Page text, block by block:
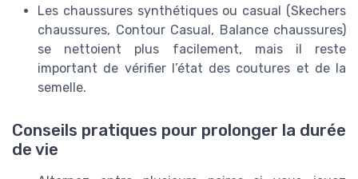
Les chaussures synthétiques ou casual (Skechers
chaussures, Contour Casual, Balance chaussures)
se nettoient plus facilement, mais il reste
important de vérifier l’état des coutures et de la
semelle.
Conseils pratiques pour prolonger la durée
de vie